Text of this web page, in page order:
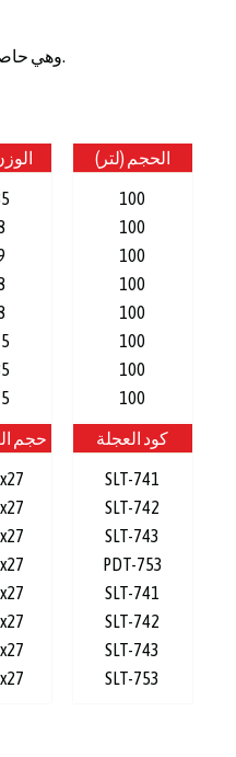
وهي حاصلة على شهادة التصميم الصناعي.
الحجم (لتر)
100
100
100
100
100
100
100
100
حجم كود العجلة
SLT-741
SLT-742
SLT-743
PDT-753
SLT-741
SLT-742
SLT-743
SLT-753